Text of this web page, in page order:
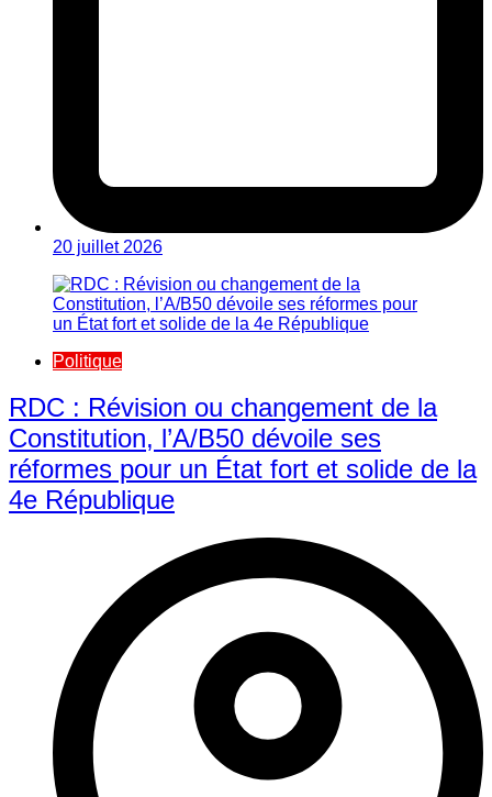
20 juillet 2026
Politique
RDC : Révision ou changement de la
Constitution, l’A/B50 dévoile ses
réformes pour un État fort et solide de la
4e République